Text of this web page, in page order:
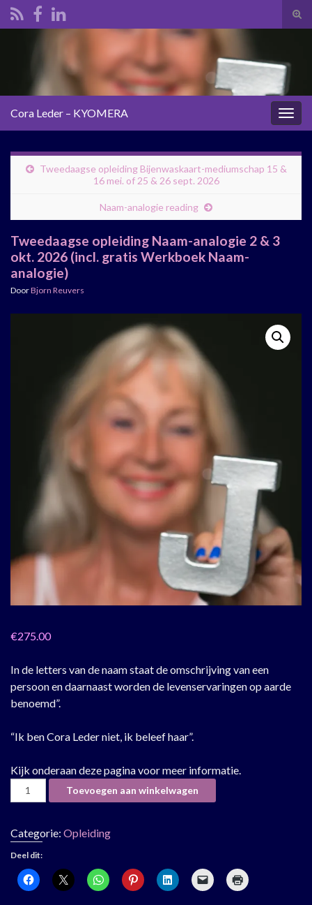
Cora Leder – KYOMERA
Tweedaagse opleiding Bijenwaskaart-mediumschap 15 &
16 mei. of 25 & 26 sept. 2026
Naam-analogie reading
Tweedaagse opleiding Naam-analogie 2 & 3
okt. 2026 (incl. gratis Werkboek Naam-
analogie)
DoorBjorn Reuvers
€275.00
In de letters van de naam staat de omschrijving van een
persoon en daarnaast worden de levenservaringen op aarde
benoemd”.
“Ik ben Cora Leder niet, ik beleef haar”.
Kijk onderaan deze pagina voor meer informatie.
Tweedaagse opleiding Naam-analogie 2 & 3 okt. 2026
Toevoegen aan winkelwagen
Categorie: Opleiding
Deel dit: